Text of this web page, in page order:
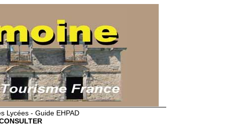
Lycées - Guide EHPAD